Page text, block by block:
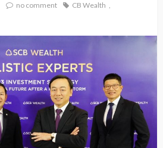
no comment
CB Wealth